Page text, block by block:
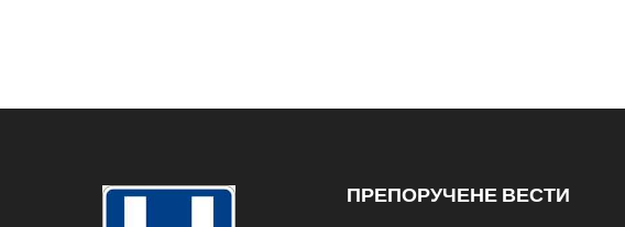
ПРЕПОРУЧЕНЕ ВЕСТИ